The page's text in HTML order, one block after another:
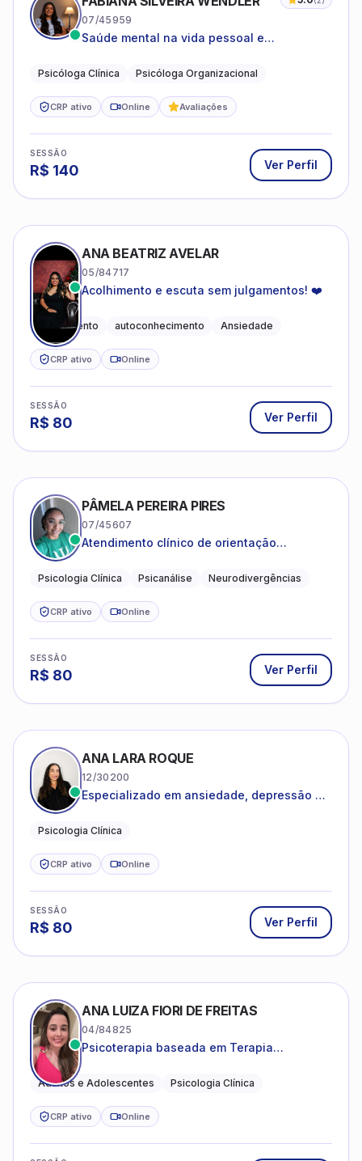
07/45959
Saúde mental na vida pessoal e
Psicóloga Clínica Psicóloga Organizacional
CRP ativo Online Avaliações
SESSÃO
R$ 140 Ver Perfil
ANA BEATRIZ AVELAR
05/84717
Acolhimento e escuta sem julgamentos! ❤️
Acolhimento autoconhecimento Ansiedade
CRP ativo Online
SESSÃO
R$ 80 Ver Perfil
PÂMELA PEREIRA PIRES
07/45607
Atendimento clínico de orientação
crianças neurotípicas
Psicologia Clínica Psicanálise Neurodivergências
CRP ativo Online
SESSÃO
R$ 80 Ver Perfil
ANA LARA ROQUE
12/30200
Especializado em ansiedade, depressão e
Psicologia Clínica
CRP ativo Online
SESSÃO
R$ 80 Ver Perfil
ANA LUIZA FIORI DE FREITAS
04/84825
Psicoterapia baseada em Terapia
Adultos e Adolescentes Psicologia Clínica
CRP ativo Online